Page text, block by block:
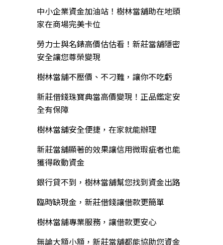
中小企業資金加油站！樹林當舖助在地頭
家在商場完美卡位
勞力士與名錶高價估估看！新莊當舖隱密
安全讓您尊榮變現
樹林當舖不壓價、不刁難，讓你不吃虧
新莊借錢珠寶典當高價變現！正品鑑定安
全有保障
樹林當舖安全便捷，在家就能辦理
新莊當舖顯著的效果讓信用微瑕疵者也能
獲得啟動資金
銀行貸不到，樹林當舖幫您找到資金出路
臨時缺現金，新莊借錢讓借款更簡單
樹林當舖專業服務，讓借款更安心
無論大額小額，新莊當舖都能協助您資金